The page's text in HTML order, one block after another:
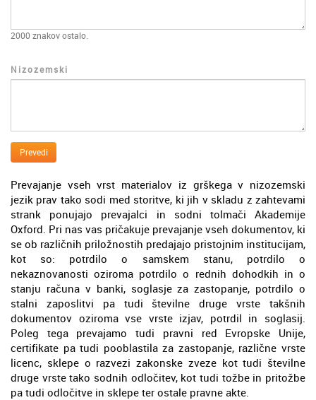
2000 znakov ostalo.
Nizozemski
Prevedi
Prevajanje vseh vrst materialov iz grškega v nizozemski
jezik prav tako sodi med storitve, ki jih v skladu z zahtevami
strank ponujajo prevajalci in sodni tolmači Akademije
Oxford. Pri nas vas pričakuje prevajanje vseh dokumentov, ki
se ob različnih priložnostih predajajo pristojnim institucijam,
kot so: potrdilo o samskem stanu, potrdilo o
nekaznovanosti oziroma potrdilo o rednih dohodkih in o
stanju računa v banki, soglasje za zastopanje, potrdilo o
stalni zaposlitvi pa tudi številne druge vrste takšnih
dokumentov oziroma vse vrste izjav, potrdil in soglasij.
Poleg tega prevajamo tudi pravni red Evropske Unije,
certifikate pa tudi pooblastila za zastopanje, različne vrste
licenc, sklepe o razvezi zakonske zveze kot tudi številne
druge vrste tako sodnih odločitev, kot tudi tožbe in pritožbe
pa tudi odločitve in sklepe ter ostale pravne akte.